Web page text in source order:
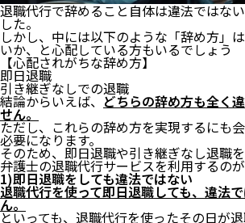
退職代行で辞めること自体は違法ではな
した。
しかし、中には以下のような「辞め方」
いか、と心配している方もいるでしょう
【心配されがちな辞め方】
即日退職
引き継ぎなしでの退職
結論からいえば、 どちらの辞め方も全く
せん。
ただし、これらの辞め方を実現するにも
必要になります。
そのため、即日退職や引き継ぎなし退職を
弁護士の退職代行サービスを利用するの
1)即日退職をしても違法ではない
退職代行を使って即日退職しても、違法
ん。
といっても、退職代行を使ったその日が